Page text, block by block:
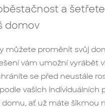
a
domov
můžete proměnit svůj
vám umožní vyrábět
se před neustále
vašich individuálních
ať už máte šikmou